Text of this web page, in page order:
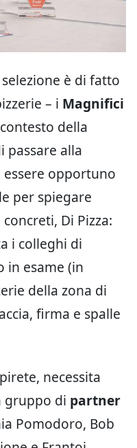
è di fatto
– i Magnifici
della
passare alla
opportuno
per spiegare
Di Pizza:
i colleghi di
in esame (in
della zona di
firma e spalle
necessita
gruppo di partner
Pomodoro, Bob